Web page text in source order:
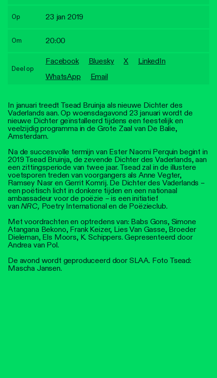
In januari treedt Tsead Bruinja als nieuwe Dichter des
Vaderlands aan. Op woensdagavond 23 januari wordt de
nieuwe Dichter geïnstalleerd tijdens een feestelijk en
veelzijdig programma in de Grote Zaal van De Balie,
Amsterdam.
Na de succesvolle termijn van Ester Naomi Perquin begint in
2019 Tsead Bruinja, de zevende Dichter des Vaderlands, aan
een zittingsperiode van twee jaar. Tsead zal in de illustere
voetsporen treden van voorgangers als Anne Vegter,
Ramsey Nasr en Gerrit Komrij. De Dichter des Vaderlands –
een poëtisch licht in donkere tijden en een nationaal
ambassadeur voor de poëzie – is een initiatief
vanNRC, Poetry International en de Poëzieclub.
Met voordrachten en optredens van: Babs Gons, Simone
Atangana Bekono, Frank Keizer, Lies Van Gasse, Broeder
Dieleman, Els Moors, K. Schippers. Gepresenteerd door
Andrea van Pol.
De avond wordt geproduceerd door SLAA. Foto Tsead:
Mascha Jansen.
Op 23 jan 2019
Om 20:00
Deel op
Facebook Bluesky X
LinkedIn
WhatsApp
Email